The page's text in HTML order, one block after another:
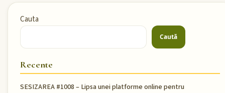
Cauta
Caută
Recente
SESIZAREA #1008 – Lipsa unei platforme online pentru